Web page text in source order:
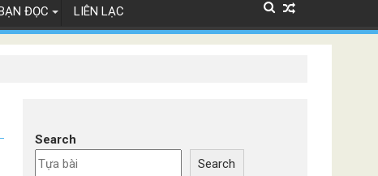
ĐỌC LIÊN LẠC
Search
Search